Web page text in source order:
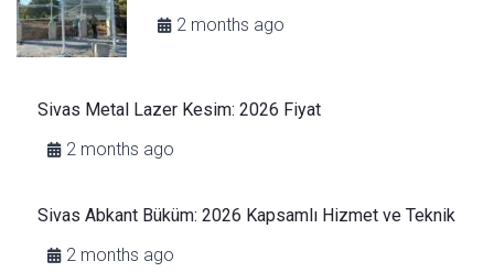
2 months ago
Sivas Metal Lazer Kesim: 2026 Fiyat
2 months ago
Sivas Abkant Büküm: 2026 Kapsamlı Hizmet ve Teknik
2 months ago